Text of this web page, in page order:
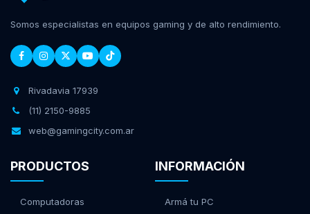
Somos especialistas en equipos gaming y de alto rendimiento.
Rivadavia 17939
(11) 2150-9885
web@gamingcity.com.ar
PRODUCTOS
Computadoras
INFORMACIÓN
Armá tu PC